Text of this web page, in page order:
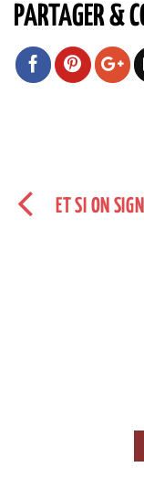
PARTAGER &
ET SI ON